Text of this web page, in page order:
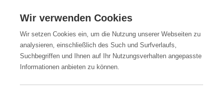
Wir verwenden Cookies
Wir setzen Cookies ein, um die Nutzung unserer Webseiten zu
analysieren, einschließlich des Such und Surfverlaufs,
Suchbegriffen und Ihnen auf Ihr Nutzungsverhalten angepasste
Informationen anbieten zu können.